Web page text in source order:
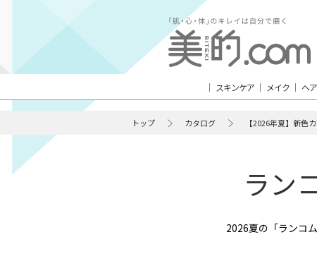
スキンケア メイク ヘア
トップ カタログ 【2026年夏】新色
ラン
2026夏の「ランコ